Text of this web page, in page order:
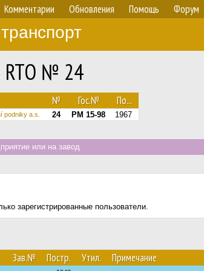
Комментарии Обновления Помощь Форум
RTO № 24
№ Гос.№ По...
podniky a.s. 24 PM 15-98 1967
или на завод
зарегистрированные пользователи.
Зав.№ Постр. Утил. Примечание